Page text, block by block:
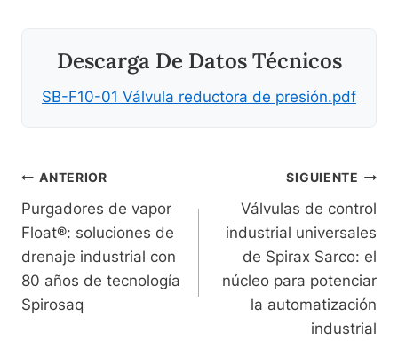
Descarga De Datos Técnicos
SB-F10-01 Válvula reductora de presión.pdf
Navegación
De
Entradas
ANTERIOR
Purgadores de vapor
Float®: soluciones de
drenaje industrial con
80 años de tecnología
Spirosaq
SIGUIENTE
Válvulas de control
industrial universales
de Spirax Sarco: el
núcleo para potenciar
la automatización
industrial